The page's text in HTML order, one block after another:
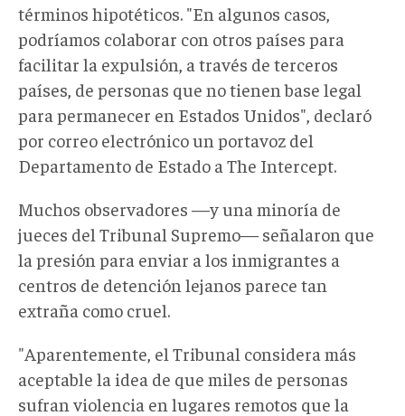
términos hipotéticos. "En algunos casos,
podríamos colaborar con otros países para
facilitar la expulsión, a través de terceros
países, de personas que no tienen base legal
para permanecer en Estados Unidos", declaró
por correo electrónico un portavoz del
Departamento de Estado a The Intercept.
Muchos observadores —y una minoría de
jueces del Tribunal Supremo— señalaron que
la presión para enviar a los inmigrantes a
centros de detención lejanos parece tan
extraña como cruel.
"Aparentemente, el Tribunal considera más
aceptable la idea de que miles de personas
sufran violencia en lugares remotos que la